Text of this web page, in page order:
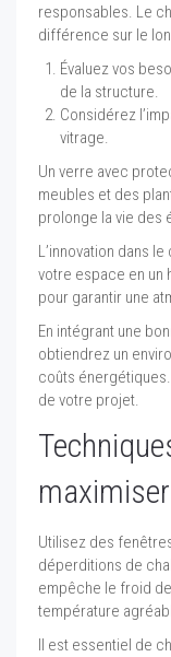
responsables. Le
différence sur le
Évaluez vos
de la structure.
Considérez
vitrage.
Un verre avec
meubles et des
prolonge la vie des
L’innovation dans
votre espace en un
pour garantir une
En intégrant une
obtiendrez un
coûts
de votre projet.
Utilisez des
déperditions de
empêche le froid
température
Il est essentiel de